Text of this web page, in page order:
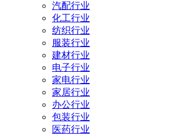
汽配行业
化工行业
纺织行业
服装行业
建材行业
电子行业
家电行业
家居行业
办公行业
包装行业
医药行业